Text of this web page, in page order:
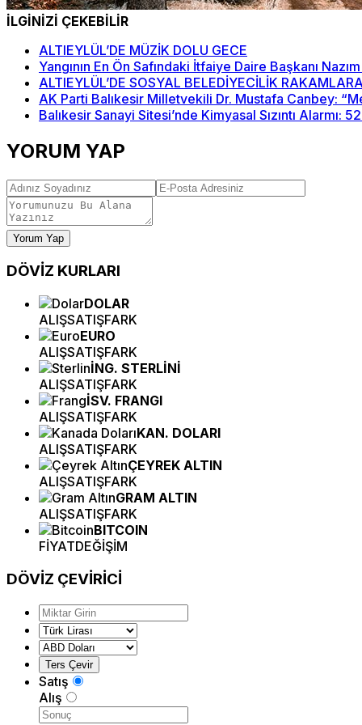
İLGİNİZİ ÇEKEBİLİR
ALTIEYLÜL’DE MÜZİK DOLU GECE
Yangının En Ön Safındaki İtfaiye Daire Başkanı
ALTIEYLÜL’DE SOSYAL BELEDİYECİLİK
AK Parti Balıkesir Milletvekili Dr. Mustafa Canbey:
Balıkesir Sanayi Sitesi’nde Kimyasal Sızıntı Alarmı:
YORUM YAP
Yorum Yap
DÖVİZ KURLARI
DOLAR
ALIŞSATIŞFARK
EURO
ALIŞSATIŞFARK
İNG. STERLİNİ
ALIŞSATIŞFARK
İSV. FRANGI
ALIŞSATIŞFARK
KAN. DOLARI
ALIŞSATIŞFARK
ÇEYREK ALTIN
ALIŞSATIŞFARK
GRAM ALTIN
ALIŞSATIŞFARK
BITCOIN
FİYATDEĞİŞİM
DÖVİZ ÇEVİRİCİ
Satış
Alış